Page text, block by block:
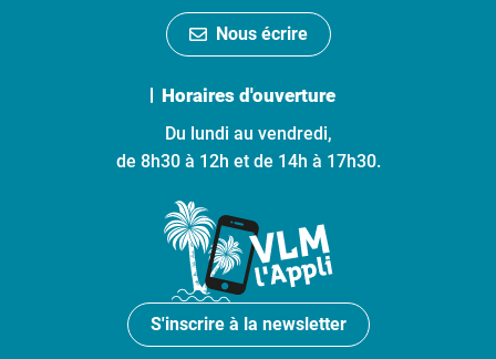
Nous écrire
Horaires d'ouverture
Du lundi au vendredi,
de 8h30 à 12h et de 14h à 17h30.
S'inscrire à la newsletter